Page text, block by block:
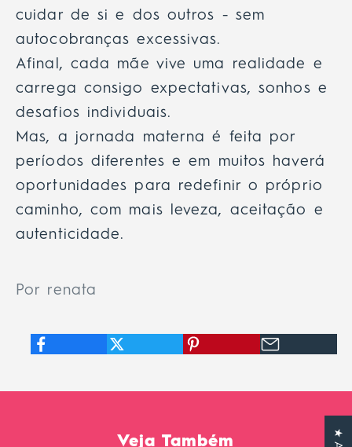
cuidar de si e dos outros - sem
autocobranças excessivas.
Afinal, cada mãe vive uma realidade e
carrega consigo expectativas, sonhos e
desafios individuais.
Mas, a jornada materna é feita por
períodos diferentes e em muitos haverá
oportunidades para redefinir o próprio
caminho, com mais leveza, aceitação e
autenticidade.
Por renata
Veja Também